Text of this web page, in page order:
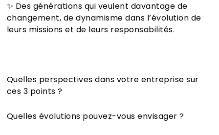
✨ Des générations qui veulent davantage de
changement, de dynamisme dans l’évolution de
leurs missions et de leurs responsabilités.
Quelles perspectives dans votre entreprise sur
ces 3 points ?
Quelles évolutions pouvez-vous envisager ?